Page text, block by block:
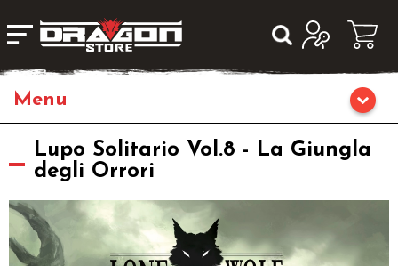
Home
Giochi di Ruolo
Lupo Solitario Vol.8 - La Giungla
degli Orrori